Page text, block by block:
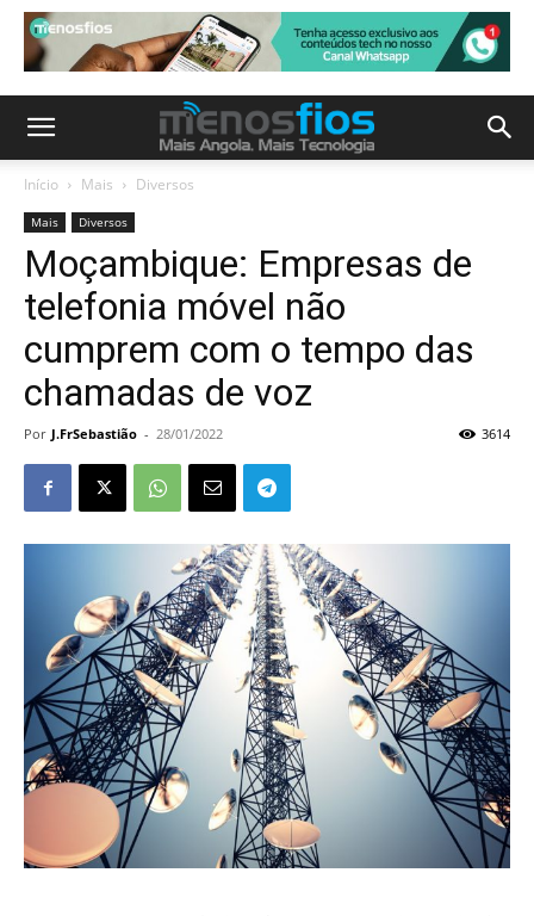
Início Mais Diversos
Mais Diversos
Moçambique: Empresas de
telefonia móvel não
cumprem com o tempo das
chamadas de voz
Por J.FrSebastião - 28/01/2022 3614